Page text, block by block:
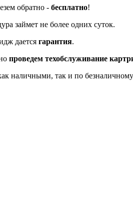
обратно - бесплатно!
займет не более одних суток.
дается гарантия.
проведем техобслуживание
наличными, так и по безналичному